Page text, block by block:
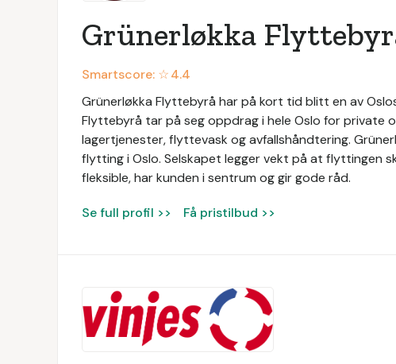
Grünerløkka
Smartscore: ☆4.4
Grünerløkka Flyttebyrå har på kort tid blitt en av
Flyttebyrå tar på seg oppdrag i hele Oslo for private
lagertjenester, flyttevask og avfallshåndtering.
flytting i Oslo. Selskapet legger vekt på at flyttingen
fleksible, har kunden i sentrum og gir gode råd.
Se full profil >> Få pristilbud >>